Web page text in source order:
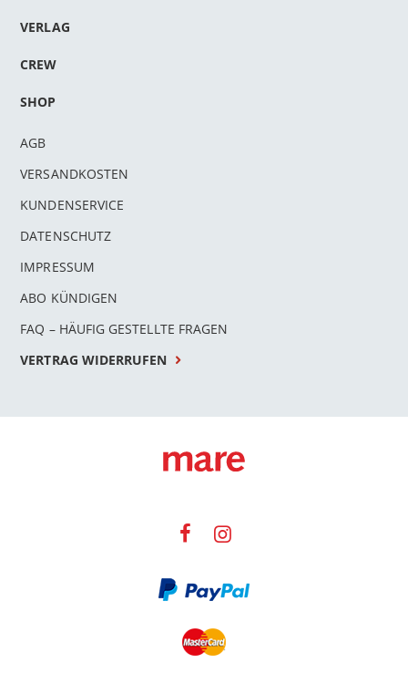
VERLAG
CREW
SHOP
AGB
VERSANDKOSTEN
KUNDENSERVICE
DATENSCHUTZ
IMPRESSUM
ABO KÜNDIGEN
FAQ – HÄUFIG GESTELLTE FRAGEN
VERTRAG WIDERRUFEN